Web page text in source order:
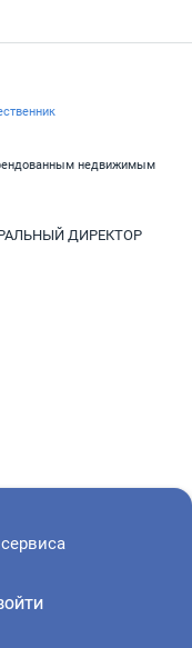
недвижимым
ДИРЕКТОР